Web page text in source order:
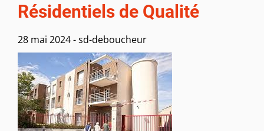
Résidentiels de Qualité
28 mai 2024-sd-deboucheur